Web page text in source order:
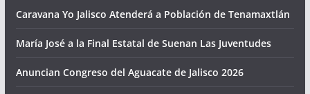
Caravana Yo Jalisco Atenderá a Población de Tenamaxtlán
María José a la Final Estatal de Suenan Las Juventudes
Anuncian Congreso del Aguacate de Jalisco 2026